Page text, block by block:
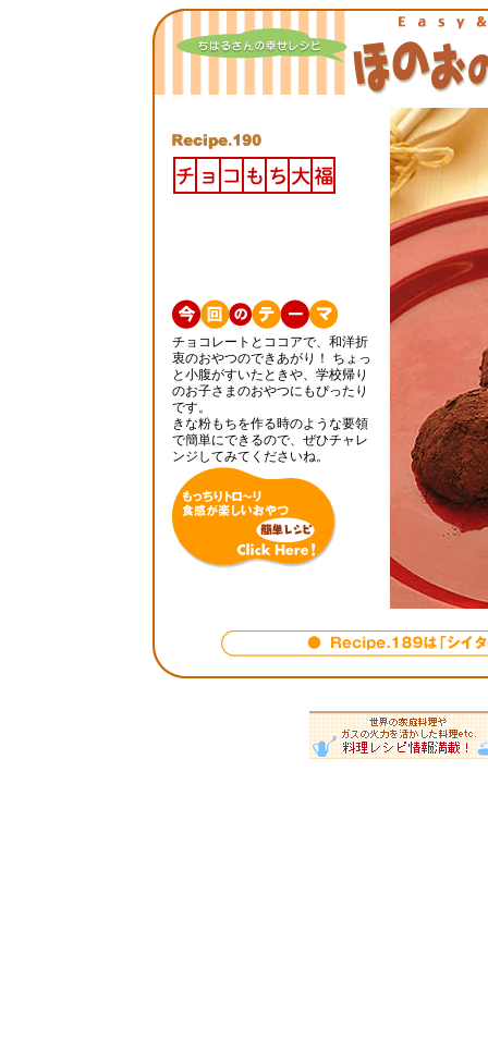
チョコレートとココアで、和洋折
衷のおやつのできあがり！ ちょっ
と小腹がすいたときや、学校帰り
のお子さまのおやつにもぴったり
です。
きな粉もちを作る時のような要領
で簡単にできるので、ぜひチャレ
ンジしてみてくださいね。